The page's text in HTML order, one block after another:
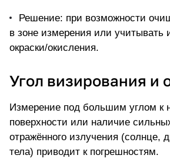
Решение: при возможности
в зоне измерения или учитывать
окраски/окисления.
Угол визирования и
Измерение под большим углом к
поверхности или наличие
отражённого излучения (солнце,
тела) приводит к погрешностям.